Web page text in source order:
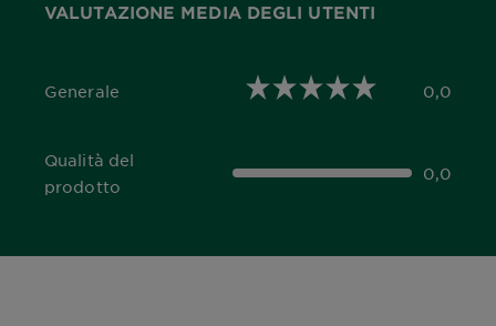
VALUTAZIONE MEDIA DEGLI UTENTI
Generale
0,0 out of 5 stars 0,0
Qualità del
prodotto
0,0 out of 5 stars 0,0